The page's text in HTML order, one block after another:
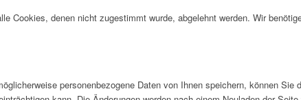
Cookies, denen nicht zugestimmt wurde, abgelehnt werden. Wir
personenbezogene Daten von Ihnen speichern, können